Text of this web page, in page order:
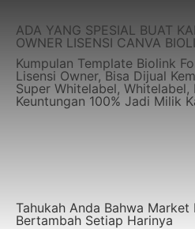
ADA YANG SPESIAL BUAT
OWNER LISENSI​ CANVA
Kumpulan Template Biolink
Lisensi Owner, Bisa Dijual
Super Whitelabel, Whitelabel,
Keuntungan 100% Jadi Milik
Tahukah Anda Bahwa
Bertambah Setiap Harinya